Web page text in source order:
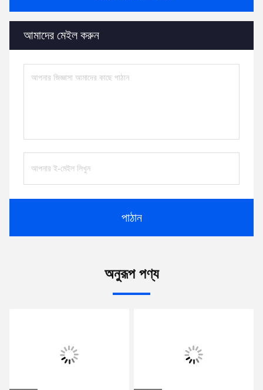
আমাদের মেইল করুন
পাঠান
অনুরূপ পণ্য